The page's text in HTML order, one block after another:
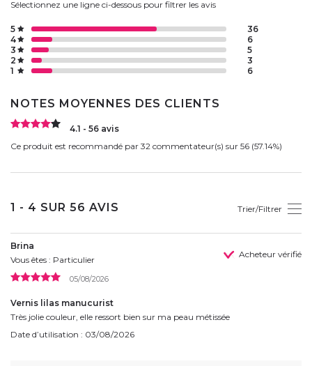
Sélectionnez une ligne ci-dessous pour filtrer les avis
1 6
2 3
3 5
4 6
5 36
NOTES MOYENNES DES CLIENTS
4.1 - 56 avis
Ce produit est recommandé par 32 commentateur(s) sur 56 (57.14%)
1 - 4 SUR 56 AVIS Trier/Filtrer
Brina
Vous êtes : Particulier
Acheteur vérifié
05/08/2026
Vernis lilas manucurist
Très jolie couleur, elle ressort bien sur ma peau métissée
Date d’utilisation : 03/08/2026